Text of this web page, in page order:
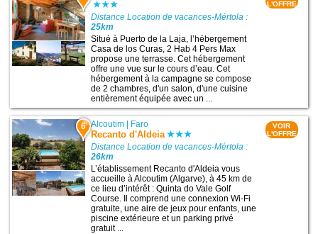
Distance Location de vacances-Mértola :
25km
Situé à Puerto de la Laja, l’hébergement
Casa de los Curas, 2 Hab 4 Pers Max
propose une terrasse. Cet hébergement
offre une vue sur le cours d’eau. Cet
hébergement à la campagne se compose
de 2 chambres, d'un salon, d'une cuisine
entièrement équipée avec un ...
L'OFFRE
6 Alcoutim | Faro
Recanto d'Aldeia
Distance Location de vacances-Mértola :
26km
L’établissement Recanto d'Aldeia vous
accueille à Alcoutim (Algarve), à 45 km de
ce lieu d’intérêt : Quinta do Vale Golf
Course. Il comprend une connexion Wi-Fi
gratuite, une aire de jeux pour enfants, une
piscine extérieure et un parking privé
gratuit ...
VOIR
L'OFFRE